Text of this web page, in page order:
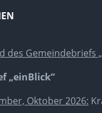
„einBlick“
Oktober 2026: